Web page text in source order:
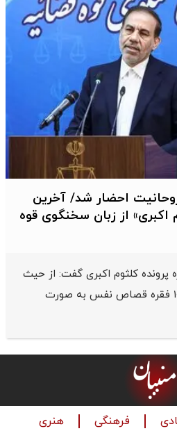
روحانیت احضار شد/ آخرین
از زبان سخنگوی قوه
پرونده کلثوم اکبری گفت: از حیث
مباشرت در قتل عمدی به ۱۰ فقره قصاص نفس به صورت
فرهنگی هنری